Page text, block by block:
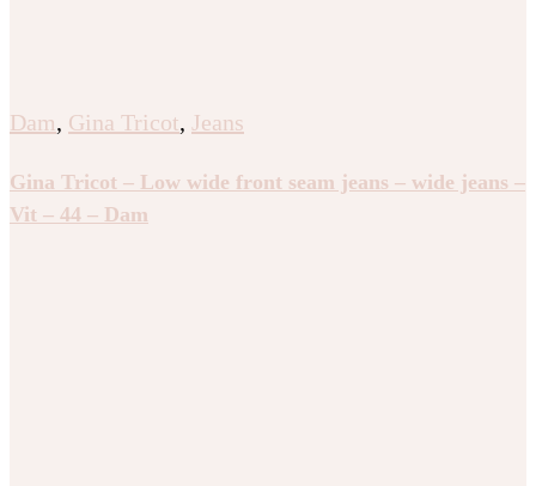
Dam, Gina Tricot, Jeans
Gina Tricot – Low wide front seam jeans – wide jeans –
Vit – 44 – Dam